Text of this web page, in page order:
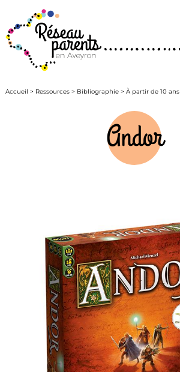
content
Accueil > Ressources > Bibliographie > À partir de 10 ans
Andor